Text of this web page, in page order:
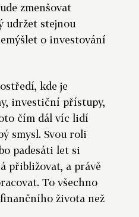
zmenšovat
udržet stejnou
o investování
kde je
investiční přístupy,
čím dál víc lidí
smysl. Svou roli
padesáti let si
přibližovat, a právě
To všechno
života než